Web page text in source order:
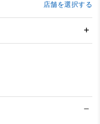
店舗を選択する